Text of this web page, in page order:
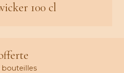
100 cl
bouteilles